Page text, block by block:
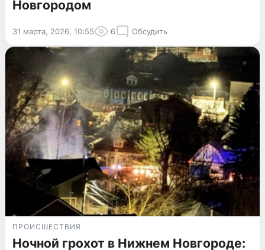
Новгородом
31 марта, 2026, 10:55 6 Обсудить
ПРОИСШЕСТВИЯ
Ночной грохот в Нижнем Новгороде: